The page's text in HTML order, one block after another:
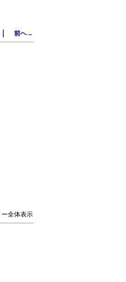
前へ→
ー全体表示